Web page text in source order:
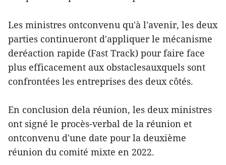
Les ministres ontconvenu qu'à l'avenir, les deux
parties continueront d'appliquer le mécanisme
deréaction rapide (Fast Track) pour faire face
plus efficacement aux obstaclesauxquels sont
confrontées les entreprises des deux côtés.
En conclusion dela réunion, les deux ministres
ont signé le procès-verbal de la réunion et
ontconvenu d'une date pour la deuxième
réunion du comité mixte en 2022.